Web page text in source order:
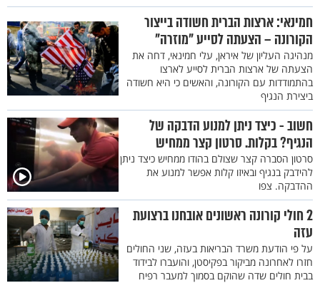
חמינאי: ארצות הברית חשודה בייצור
הקורונה – הצעתה לסייע "מוזרה"
מנהיגה העליון של איראן, עלי חמינאי, דחה את
הצעתה של ארצות הברית לסייע לארצו
בהתמודדות עם הקורונה, והאשים כי היא חשודה
ביצירת הנגיף
חשוב - כיצד ניתן למנוע הדבקה של
הנגיף? בקלות. סרטון קצר ממחיש
סרטון הסברה קצר שצולם בהודו ממחיש כיצד ניתן
להידבק בנגיף ובאיזו קלות אפשר למנוע את
ההדבקה. צפו
2 חולי קורונה ראשונים אובחנו ברצועת
עזה
על פי הודעת משרד הבריאות בעזה, שני החולים
חזרו לאחרונה מביקור בפקיסטן, והועברו לבידוד
בבית חולים שדה שהוקם בסמוך למעבר רפיח